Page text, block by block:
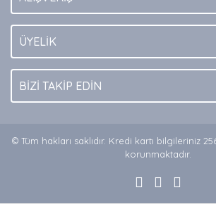
ÜYELİK
BİZİ TAKİP EDİN
© Tüm hakları saklıdır. Kredi kartı bilgileriniz
korunmaktadır.